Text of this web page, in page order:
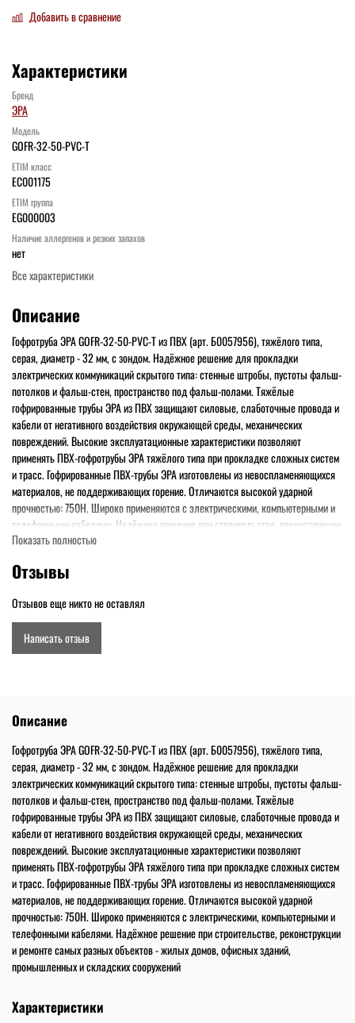
Добавить в сравнение
Характеристики
Бренд
ЭРА
Модель
GOFR-32-50-PVC-T
ETIM класс
EC001175
ETIM группа
EG000003
Наличие аллергенов и резких запахов
нет
Все характеристики
Описание
Гофротруба ЭРА GOFR-32-50-PVC-T из ПВХ (арт. Б0057956), тяжёлого типа,
серая, диаметр - 32 мм, с зондом. Надёжное решение для прокладки
электрических коммуникаций скрытого типа: стенные штробы, пустоты фальш-
потолков и фальш-стен, пространство под фальш-полами. Тяжёлые
гофрированные трубы ЭРА из ПВХ защищают силовые, слаботочные провода и
кабели от негативного воздействия окружающей среды, механических
повреждений. Высокие эксплуатационные характеристики позволяют
применять ПВХ-гофротрубы ЭРА тяжёлого типа при прокладке сложных систем
и трасс. Гофрированные ПВХ-трубы ЭРА изготовлены из невоспламеняющихся
материалов, не поддерживающих горение. Отличаются высокой ударной
прочностью: 750Н. Широко применяются с электрическими, компьютерными и
телефонными кабелями. Надёжное решение при строительстве, реконструкции
и ремонте самых разных объектов - жилых домов, офисных зданий,
Показать полностью
Отзывы
Отзывов еще никто не оставлял
Написать отзыв
Описание
Гофротруба ЭРА GOFR-32-50-PVC-T из ПВХ (арт. Б0057956), тяжёлого типа,
серая, диаметр - 32 мм, с зондом. Надёжное решение для прокладки
электрических коммуникаций скрытого типа: стенные штробы, пустоты фальш-
потолков и фальш-стен, пространство под фальш-полами. Тяжёлые
гофрированные трубы ЭРА из ПВХ защищают силовые, слаботочные провода и
кабели от негативного воздействия окружающей среды, механических
повреждений. Высокие эксплуатационные характеристики позволяют
применять ПВХ-гофротрубы ЭРА тяжёлого типа при прокладке сложных систем
и трасс. Гофрированные ПВХ-трубы ЭРА изготовлены из невоспламеняющихся
материалов, не поддерживающих горение. Отличаются высокой ударной
прочностью: 750Н. Широко применяются с электрическими, компьютерными и
телефонными кабелями. Надёжное решение при строительстве, реконструкции
и ремонте самых разных объектов - жилых домов, офисных зданий,
промышленных и складских сооружений
Характеристики